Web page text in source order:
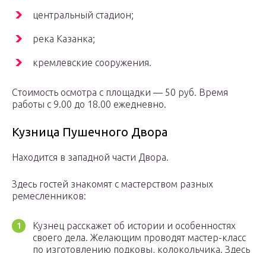
центральный стадион;
река Казанка;
кремлевские сооружения.
Стоимость осмотра с площадки — 50 руб. Время
работы с 9.00 до 18.00 ежедневно.
Кузница Пушечного Двора
Находится в западной части Двора.
Здесь гостей знакомят с мастерством разных
ремесленников:
Кузнец расскажет об истории и особенностях
своего дела. Желающим проводят мастер-класс
по изготовлению подковы, колокольчика. Здесь